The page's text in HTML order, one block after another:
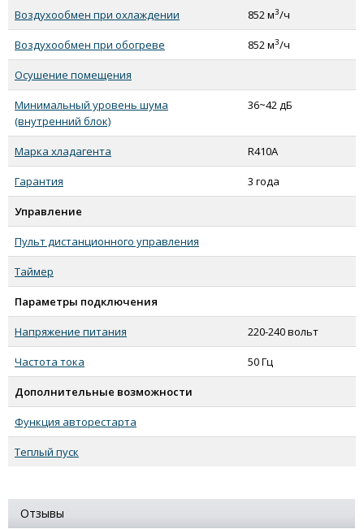
Воздухообмен при охлаждении 852 м3/ч
Воздухообмен при обогреве 852 м3/ч
Осушение помещения
Минимальный уровень шума
(внутренний блок)
36~42 дБ
Марка хладагента R410A
Гарантия 3 года
Управление
Пульт дистанционного управления
Таймер
Параметры подключения
Напряжение питания 220-240 вольт
Частота тока 50 Гц
Дополнительные возможности
Функция авторестарта
Теплый пуск
Отзывы